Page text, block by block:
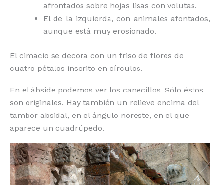
afrontados sobre hojas lisas con volutas.
El de la izquierda, con animales afontados,
aunque está muy erosionado.
El cimacio se decora con un friso de flores de
cuatro pétalos inscrito en círculos.
En el ábside podemos ver los canecillos. Sólo éstos
son originales. Hay también un relieve encima del
tambor absidal, en el ángulo noreste, en el que
aparece un cuadrúpedo.